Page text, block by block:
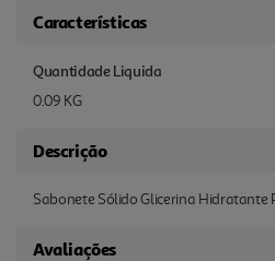
Características
Quantidade Liquida
0.09 KG
Descrição
Sabonete Sólido Glicerina Hidratante
Avaliações